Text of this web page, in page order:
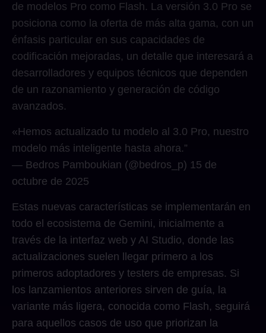
de modelos Pro como Flash. La versión 3.0 Pro se
posiciona como la oferta de más alta gama, con un
énfasis particular en sus capacidades de
codificación mejoradas, un detalle que interesará a
desarrolladores y equipos técnicos que dependen
de un razonamiento y generación de código
avanzados.
«Hemos actualizado tu modelo al 3.0 Pro, nuestro
modelo más inteligente hasta ahora.”
— Bedros Pamboukian (@bedros_p) 15 de
octubre de 2025
Estas nuevas características se implementarán en
todo el ecosistema de Gemini, inicialmente a
través de la interfaz web y AI Studio, donde las
actualizaciones suelen llegar primero a los
primeros adoptadores y testers de empresas. Si
los lanzamientos anteriores sirven de guía, la
variante más ligera, conocida como Flash, seguirá
para aquellos casos de uso que priorizan la